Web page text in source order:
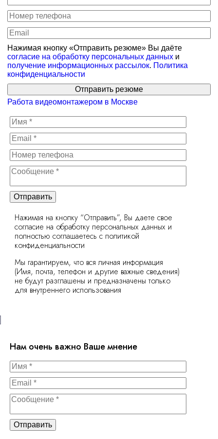
Нажимая кнопку «Отправить резюме» Вы даёте
согласие на обработку персональных данных и
получение информационных рассылок. Политика
конфиденциальности
Отправить резюме
Работа видеомонтажером в Москве
Отправить
Нажимая на кнопку “Отправить”, Вы даете свое
согласие на обработку персональных данных и
полностью соглашаетесь с политикой
конфиденциальности
Мы гарантируем, что вся личная информация
(Имя, почта, телефон и другие важные сведения)
не будут разглашены и предназначены только
для внутреннего использования
Нам очень важно Ваше мнение
Отправить